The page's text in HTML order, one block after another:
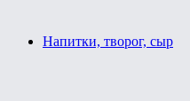
Напитки, творог, сыр